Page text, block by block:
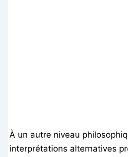
À un autre niveau
interprétations alternatives